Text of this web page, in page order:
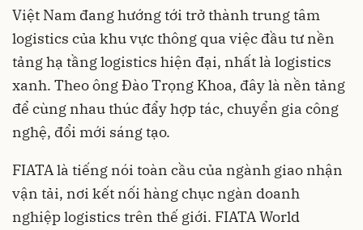
Việt Nam đang hướng tới trở thành trung tâm
logistics của khu vực thông qua việc đầu tư nền
tảng hạ tầng logistics hiện đại, nhất là logistics
xanh. Theo ông Đào Trọng Khoa, đây là nền tảng
để cùng nhau thúc đẩy hợp tác, chuyển gia công
nghệ, đổi mới sáng tạo.
FIATA là tiếng nói toàn cầu của ngành giao nhận
vận tải, nơi kết nối hàng chục ngàn doanh
nghiệp logistics trên thế giới. FIATA World